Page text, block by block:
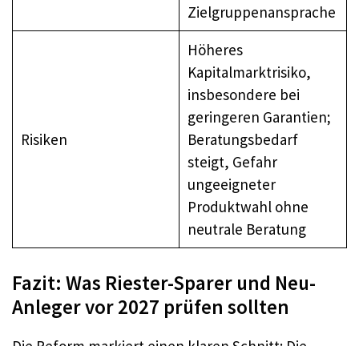
Zielgruppenansprache
Risiken
Höheres
Kapitalmarktrisiko,
insbesondere bei
geringeren Garantien;
Beratungsbedarf
steigt, Gefahr
ungeeigneter
Produktwahl ohne
neutrale Beratung
Fazit: Was Riester-Sparer und Neu-
Anleger vor 2027 prüfen sollten